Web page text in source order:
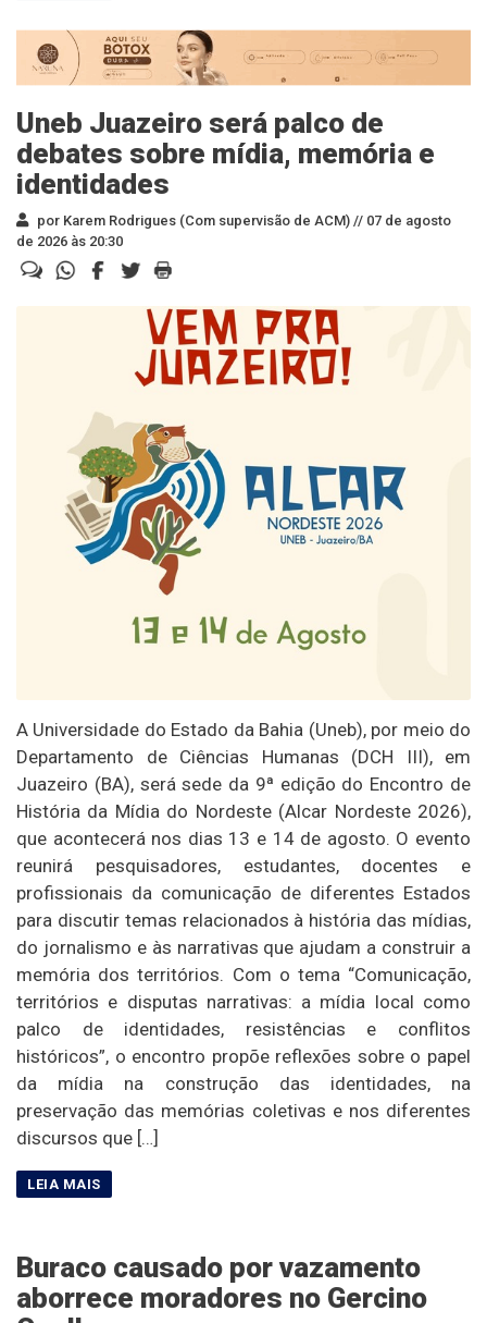
Uneb Juazeiro será palco de
debates sobre mídia, memória e
identidades
por Karem Rodrigues (Com supervisão de ACM) // 07 de agosto
de 2026 às 20:30
A Universidade do Estado da Bahia (Uneb), por meio do
Departamento de Ciências Humanas (DCH III), em
Juazeiro (BA), será sede da 9ª edição do Encontro de
História da Mídia do Nordeste (Alcar Nordeste 2026),
que acontecerá nos dias 13 e 14 de agosto. O evento
reunirá pesquisadores, estudantes, docentes e
profissionais da comunicação de diferentes Estados
para discutir temas relacionados à história das mídias,
do jornalismo e às narrativas que ajudam a construir a
memória dos territórios. Com o tema “Comunicação,
territórios e disputas narrativas: a mídia local como
palco de identidades, resistências e conflitos
históricos”, o encontro propõe reflexões sobre o papel
da mídia na construção das identidades, na
preservação das memórias coletivas e nos diferentes
discursos que […]
Buraco causado por vazamento
aborrece moradores no Gercino